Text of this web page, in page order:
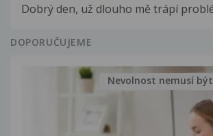
Dobrý den, už dlouho mě trápí
DOPORUČUJEME
Nevolnost nemusí